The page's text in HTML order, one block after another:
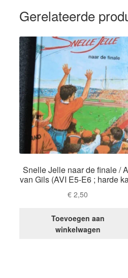
Gerelateerde
Snelle Jelle naar de finale /
van Gils (AVI E5-E6 ; harde
€ 2,50
Toevoegen aan
winkelwagen